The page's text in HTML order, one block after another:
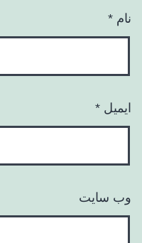
نام *
ایمیل *
وب‌ سایت